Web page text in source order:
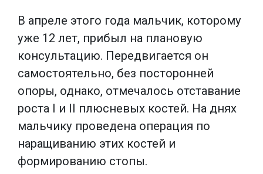
В апреле этого года мальчик, которому
уже 12 лет, прибыл на плановую
консультацию. Передвигается он
самостоятельно, без посторонней
опоры, однако, отмечалось отставание
роста I и II плюсневых костей. На днях
мальчику проведена операция по
наращиванию этих костей и
формированию стопы.